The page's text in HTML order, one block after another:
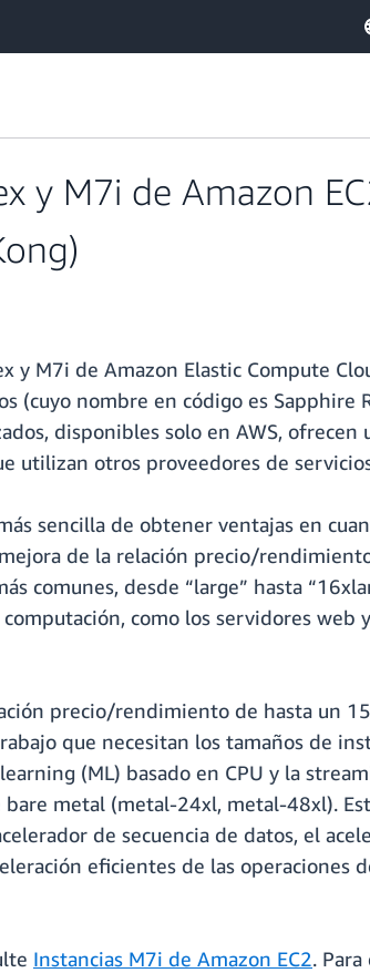
y M7i de Amazon
M7i de Amazon Elastic Compute
(cuyo nombre en código es
disponibles solo en AWS,
utilizan otros proveedores de
sencilla de obtener ventajas en
de la relación precio/
comunes, desde “large” hasta
como los servidores
precio/rendimiento de hasta un
que necesitan los tamaños de
(ML) basado en CPU y la
bare metal (metal-24xl, metal-48xl).
de secuencia de datos, el
eficientes de las
Instancias M7i de Amazon EC2.